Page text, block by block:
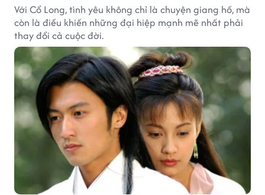
Với Cổ Long, tình yêu không chỉ là chuyện giang hồ, mà
còn là điều khiến những đại hiệp mạnh mẽ nhất phải
thay đổi cả cuộc đời.